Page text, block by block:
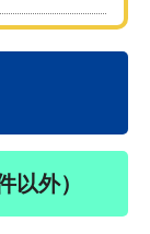
以外）